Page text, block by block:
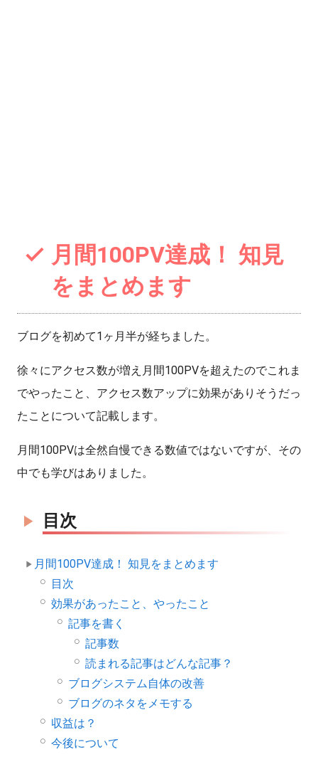
月間100PV達成！ 知見
をまとめます
ブログを初めて1ヶ月半が経ちました。
徐々にアクセス数が増え月間100PVを超えたのでこれま
でやったこと、アクセス数アップに効果がありそうだっ
たことについて記載します。
月間100PVは全然自慢できる数値ではないですが、その
中でも学びはありました。
目次
月間100PV達成！ 知見をまとめます
目次
効果があったこと、やったこと
記事を書く
記事数
読まれる記事はどんな記事？
ブログシステム自体の改善
ブログのネタをメモする
収益は？
今後について